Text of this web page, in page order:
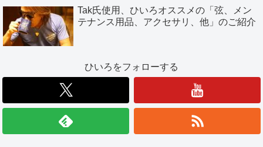
Tak氏使用、ひいろオススメの「弦、メン
テナンス用品、アクセサリ、他」のご紹介
ひいろをフォローする